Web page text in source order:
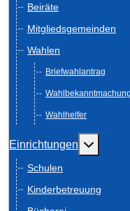
Beiräte
Mitgliedsgemeinden
Wahlen
Briefwahlantrag
Wahlhelfer
Einrichtungen
Schulen
Kinderbetreuung